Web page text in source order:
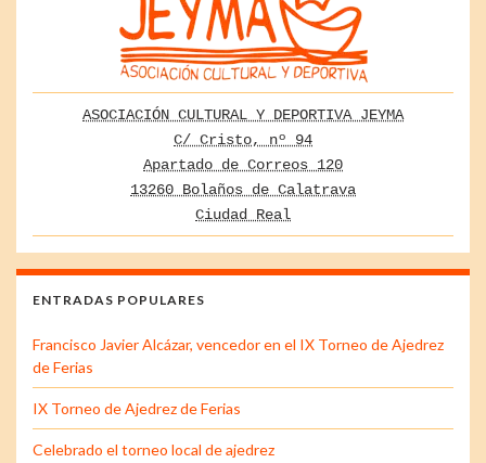
ASOCIACIÓN CULTURAL Y DEPORTIVA JEYMA
C/ Cristo, nº 94
Apartado de Correos 120
13260 Bolaños de Calatrava
Ciudad Real
ENTRADAS POPULARES
Francisco Javier Alcázar, vencedor en el IX Torneo de Ajedrez
de Ferias
IX Torneo de Ajedrez de Ferias
Celebrado el torneo local de ajedrez